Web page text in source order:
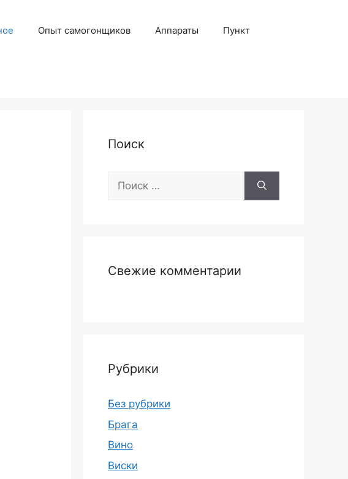
Опыт самогонщиков Аппараты Пункт
Поиск
Поиск:
Свежие комментарии
Рубрики
Без рубрики
Брага
Вино
Виски